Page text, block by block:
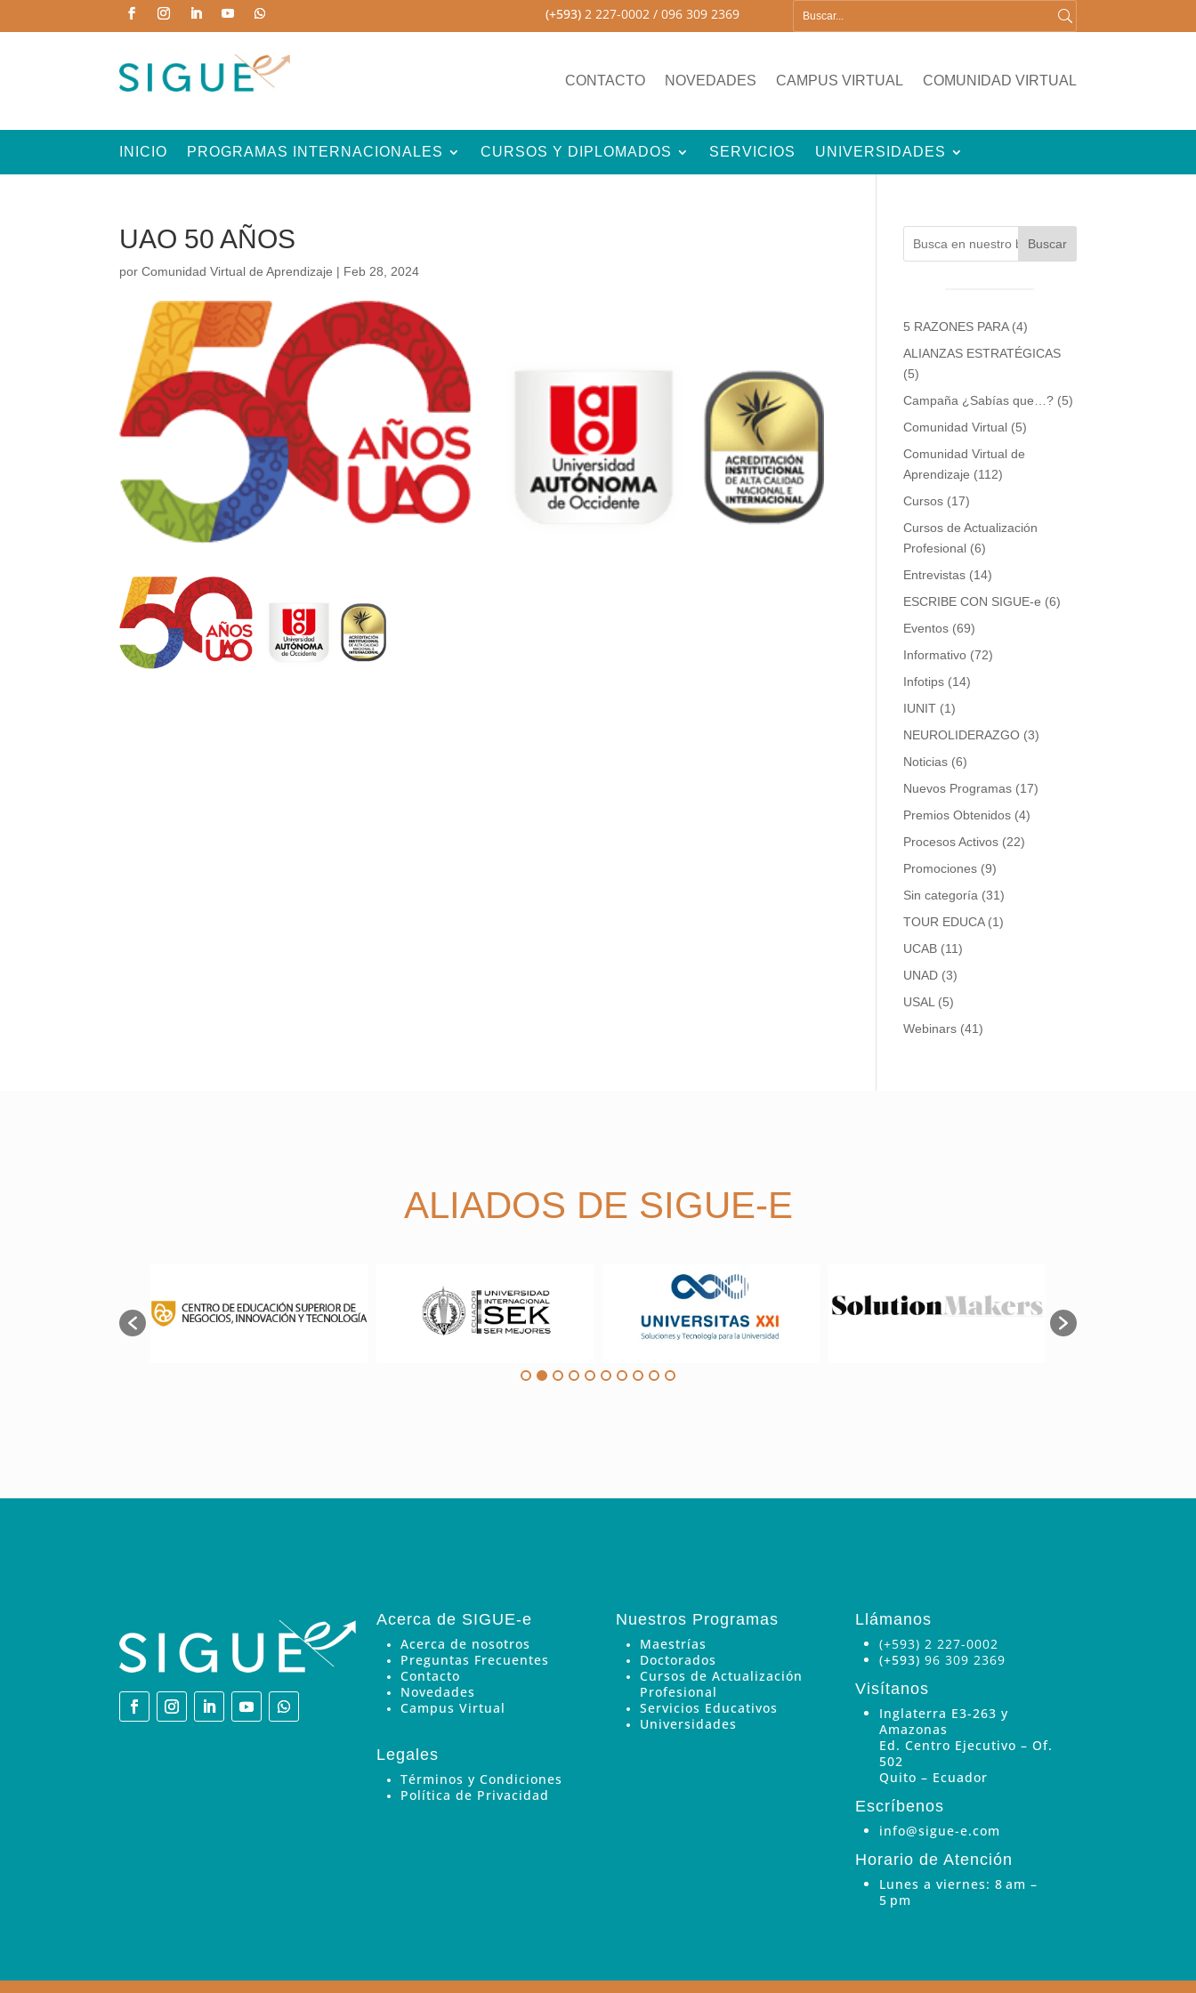
(+593)2 227-0002 / 096 309 2369
CONTACTO NOVEDADES CAMPUS VIRTUAL COMUNIDAD VIRTUAL
INICIO PROGRAMAS INTERNACIONALES CURSOS Y DIPLOMADOS SERVICIOS UNIVERSIDADES
UAO 50 AÑOS
porComunidad Virtual de Aprendizaje | Feb 28, 2024
Buscar
5 RAZONES PARA(4)
ALIANZAS ESTRATÉGICAS
(5)
Campaña ¿Sabías que…? (5)
Comunidad Virtual (5)
Comunidad Virtual de
Aprendizaje (112)
Cursos (17)
Cursos de Actualización
Profesional (6)
Entrevistas (14)
ESCRIBE CON SIGUE-e (6)
Eventos (69)
Informativo (72)
Infotips (14)
IUNIT (1)
NEUROLIDERAZGO (3)
Noticias (6)
Nuevos Programas (17)
Premios Obtenidos (4)
Procesos Activos (22)
Promociones (9)
Sin categoría (31)
TOUR EDUCA(1)
UCAB (11)
UNAD (3)
USAL (5)
Webinars (41)
ALIADOS DE SIGUE-E
Acerca de SIGUE-e
Acerca de nosotros
Preguntas Frecuentes
Contacto
Novedades
Campus Virtual
Legales
Términos y Condiciones
Política de Privacidad
Nuestros Programas
Maestrías
Doctorados
Cursos de Actualización
Profesional
Servicios Educativos
Universidades
Llámanos
(+593) 2 227-0002
(+593) 96 309 2369
Visítanos
Inglaterra E3-263 y
Amazonas
Ed. Centro Ejecutivo – Of.
502
Quito – Ecuador
Escríbenos
info@sigue-e.com
Horario de Atención
Lunes a viernes: 8 am –
5 pm